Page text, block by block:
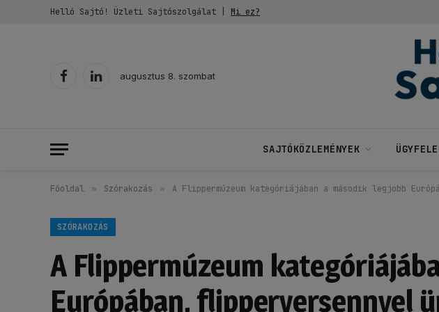
Helló Sajtó! Üzleti Sajtószolgálat | Mi ez?
FacebookLinkedIn
augusztus 8. szombat
SAJTÓKÖZLEMÉNYEK
Főoldal » Szórakozás » A Flippermúzeum kategóriájában a második legjobb
SZÓRAKOZÁS
A Flippermúzeum
Európában, flipperversennyel